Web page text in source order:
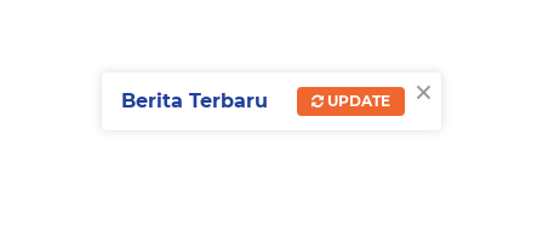
×
Berita Terbaru UPDATE